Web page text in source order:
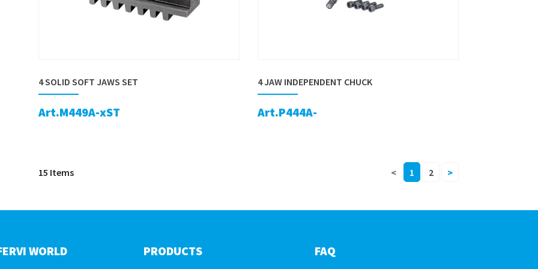
4 SOLID SOFT JAWS SET
Art.M449A-xST
4 JAW INDEPENDENT CHUCK
Art.P444A-
15 Items < 1 2 >
WORLD PRODUCTS FAQ